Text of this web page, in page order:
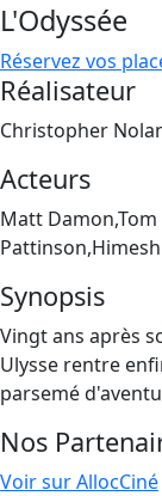
L'Odyssée
Réservez vos
Réalisateur
Christopher
Acteurs
Matt
Synopsis
Vingt ans après
Ulysse rentre
parsemé
Nos
Voir sur AllocCiné